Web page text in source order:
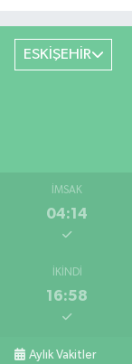
ESKİŞEHİR
İMSAK
04:14
İKINDI
16:58
Aylık Vakitler